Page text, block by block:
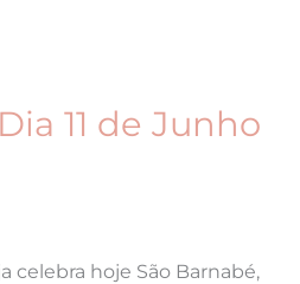
11 de Junho
celebra hoje São Barnabé,